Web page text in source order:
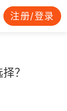
注册/登录
？